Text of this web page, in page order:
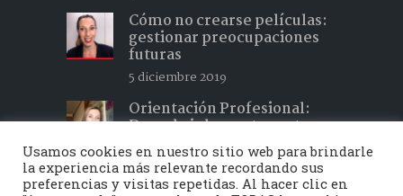
Cómo no crearse películas:
gestionar preocupaciones
futuras
5 diciembre 2019
Orientación Profesional:
Descubrir lo que te gusta y
hacer lo que te apasiona 2
15 febrero 2019
Usamos cookies en nuestro sitio web para brindarle
la experiencia más relevante recordando sus
preferencias y visitas repetidas. Al hacer clic en